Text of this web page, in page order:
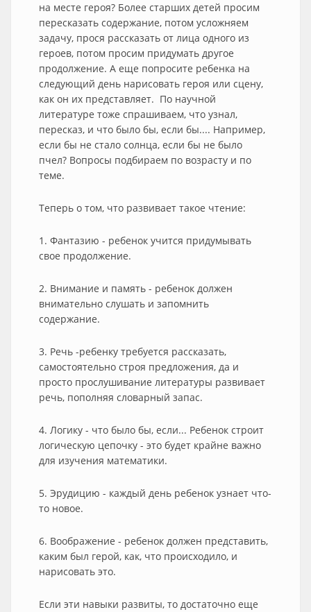
на месте героя? Более старших детей просим
пересказать содержание, потом усложняем
задачу, прося рассказать от лица одного из
героев, потом просим придумать другое
продолжение. А еще попросите ребенка на
следующий день нарисовать героя или сцену,
как он их представляет. По научной
литературе тоже спрашиваем, что узнал,
пересказ, и что было бы, если бы.... Например,
если бы не стало солнца, если бы не было
пчел? Вопросы подбираем по возрасту и по
теме.
Теперь о том, что развивает такое чтение:
1. Фантазию - ребенок учится придумывать
свое продолжение.
2. Внимание и память - ребенок должен
внимательно слушать и запомнить
содержание.
3. Речь -ребенку требуется рассказать,
самостоятельно строя предложения, да и
просто прослушивание литературы развивает
речь, пополняя словарный запас.
4. Логику - что было бы, если... Ребенок строит
логическую цепочку - это будет крайне важно
для изучения математики.
5. Эрудицию - каждый день ребенок узнает что-
то новое.
6. Воображение - ребенок должен представить,
каким был герой, как, что происходило, и
нарисовать это.
Если эти навыки развиты, то достаточно еще